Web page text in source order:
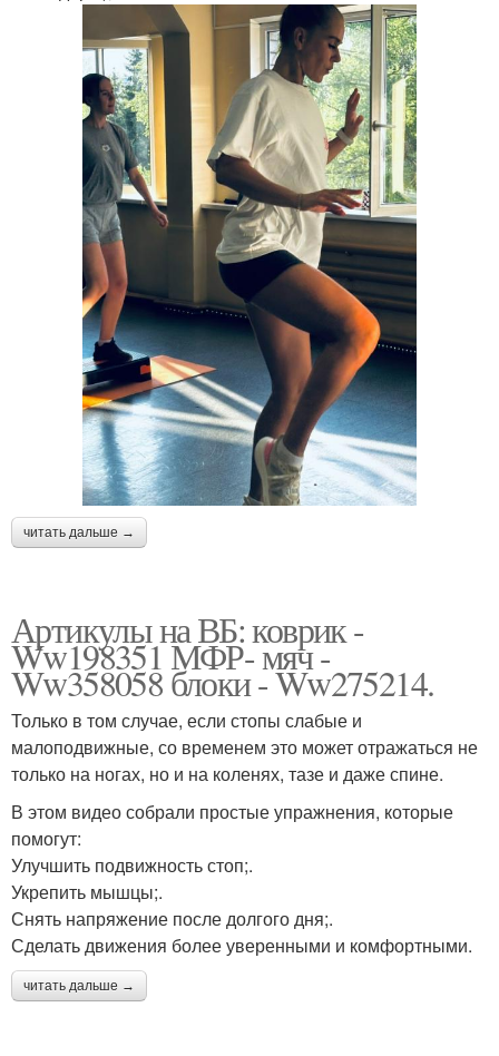
читать дальше →
Артикулы на ВБ: коврик -
Ww198351 МФР- мяч -
Ww358058 блоки - Ww275214.
Только в том случае, если стопы слабые и
малоподвижные, со временем это может отражаться не
только на ногах, но и на коленях, тазе и даже спине.
В этом видео собрали простые упражнения, которые
помогут:
Улучшить подвижность стоп;.
Укрепить мышцы;.
Снять напряжение после долгого дня;.
Сделать движения более уверенными и комфортными.
читать дальше →